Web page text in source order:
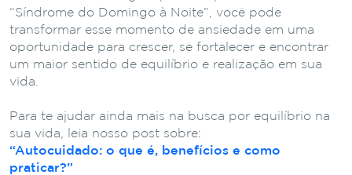
“Síndrome do Domingo à Noite”, você pode
transformar esse momento de ansiedade em uma
oportunidade para crescer, se fortalecer e encontrar
um maior sentido de equilíbrio e realização em sua
vida.
Para te ajudar ainda mais na busca por equilíbrio na
sua vida, leia nosso post sobre:
“Autocuidado: o que é, benefícios e como
praticar?”